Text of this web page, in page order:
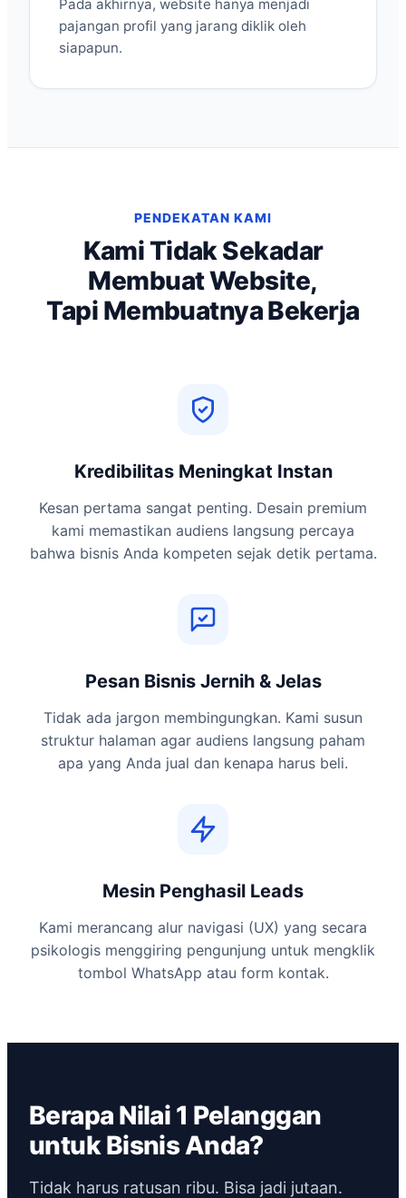
Pada akhirnya, website hanya menjadi
pajangan profil yang jarang diklik oleh
siapapun.
PENDEKATAN KAMI
Kami Tidak Sekadar
Membuat Website,
Tapi Membuatnya Bekerja
Kredibilitas Meningkat Instan
Kesan pertama sangat penting. Desain premium
kami memastikan audiens langsung percaya
bahwa bisnis Anda kompeten sejak detik pertama.
Pesan Bisnis Jernih & Jelas
Tidak ada jargon membingungkan. Kami susun
struktur halaman agar audiens langsung paham
apa yang Anda jual dan kenapa harus beli.
Mesin Penghasil Leads
Kami merancang alur navigasi (UX) yang secara
psikologis menggiring pengunjung untuk mengklik
tombol WhatsApp atau form kontak.
Berapa Nilai 1 Pelanggan
untuk Bisnis Anda?
Tidak harus ratusan ribu. Bisa jadi jutaan.